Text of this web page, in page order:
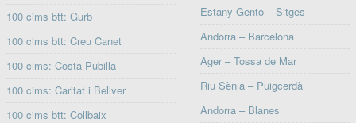
100 cims btt: Gurb
100 cims btt: Creu Canet
100 cims: Costa Pubilla
100 cims: Caritat i Bellver
100 cims btt: Collbaix
Estany Gento – Sitges
Andorra – Barcelona
Àger – Tossa de Mar
Riu Sènia – Puigcerdà
Andorra – Blanes